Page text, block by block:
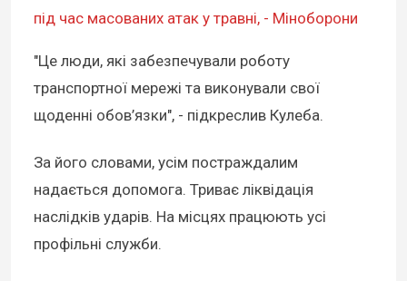
під час масованих атак у травні, - Міноборони
"Це люди, які забезпечували роботу
транспортної мережі та виконували свої
щоденні обов’язки", - підкреслив Кулеба.
За його словами, усім постраждалим
надається допомога. Триває ліквідація
наслідків ударів. На місцях працюють усі
профільні служби.